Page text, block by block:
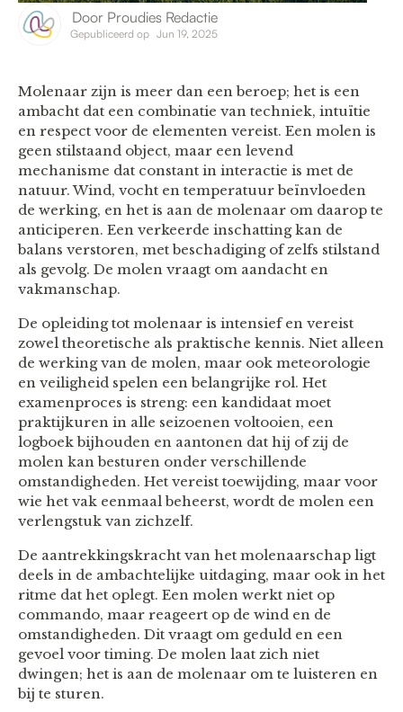
Door Proudies Redactie
Gepubliceerd op Jun 19, 2025
Molenaar zijn is meer dan een beroep; het is een
ambacht dat een combinatie van techniek, intuïtie
en respect voor de elementen vereist. Een molen is
geen stilstaand object, maar een levend
mechanisme dat constant in interactie is met de
natuur. Wind, vocht en temperatuur beïnvloeden
de werking, en het is aan de molenaar om daarop te
anticiperen. Een verkeerde inschatting kan de
balans verstoren, met beschadiging of zelfs stilstand
als gevolg. De molen vraagt om aandacht en
vakmanschap.
De opleiding tot molenaar is intensief en vereist
zowel theoretische als praktische kennis. Niet alleen
de werking van de molen, maar ook meteorologie
en veiligheid spelen een belangrijke rol. Het
examenproces is streng: een kandidaat moet
praktijkuren in alle seizoenen voltooien, een
logboek bijhouden en aantonen dat hij of zij de
molen kan besturen onder verschillende
omstandigheden. Het vereist toewijding, maar voor
wie het vak eenmaal beheerst, wordt de molen een
verlengstuk van zichzelf.
De aantrekkingskracht van het molenaarschap ligt
deels in de ambachtelijke uitdaging, maar ook in het
ritme dat het oplegt. Een molen werkt niet op
commando, maar reageert op de wind en de
omstandigheden. Dit vraagt om geduld en een
gevoel voor timing. De molen laat zich niet
dwingen; het is aan de molenaar om te luisteren en
bij te sturen.